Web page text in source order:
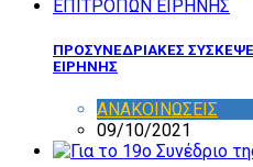
ΠΡΟΣΥΝΕΔΡΙΑΚΕΣ
ΕΙΡΗΝΗΣ
ΑΝΑΚΟΙΝΩΣΕΙΣ
09/10/2021